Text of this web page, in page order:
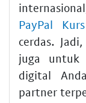
PayPal
cerdas.
juga untuk
digital
partner